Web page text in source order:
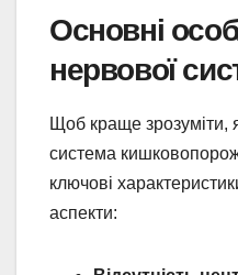
Основні
нервової
Щоб краще зрозуміти,
система
ключові
аспекти: